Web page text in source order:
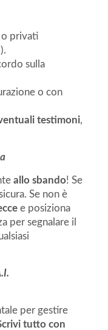
o privati
sulla
o con
testimoni,
allo sbando! Se
Se non è
e posiziona
per segnalare il
per gestire
tutto con